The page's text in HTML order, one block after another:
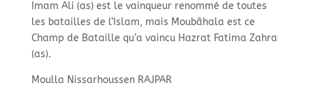
Imam Ali (as) est le vainqueur renommé de toutes
les batailles de l’Islam, mais Moubâhala est ce
Champ de Bataille qu’a vaincu Hazrat Fatima Zahra
(as).
Moulla Nissarhoussen RAJPAR